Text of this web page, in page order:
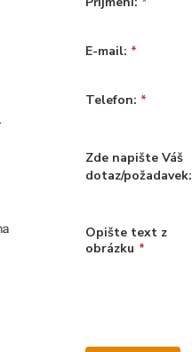
E-mail: *
Telefon: *
Zde napište Váš
dotaz/požadavek:
Opište text z
obrázku *